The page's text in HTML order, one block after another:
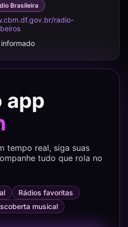
Brasileira
radio-
app
tempo real, siga suas
tudo que rola no
Rádios favoritas
musical